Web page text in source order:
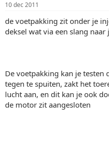
10 dec 2011
de voetpakking zit onder je
deksel wat via een slang
De voetpakking kan je
tegen te spuiten, zakt het
lucht aan, en dit kan je ook
de motor zit aangesloten